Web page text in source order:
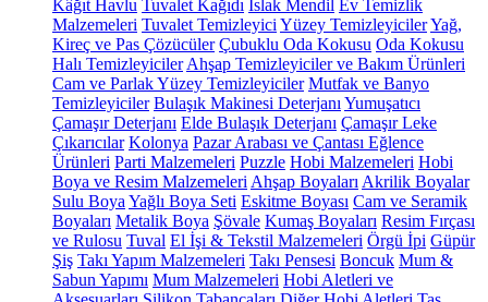
Kâğıt Havlu Tuvalet Kağıdı Islak Mendil Ev Temizlik
Malzemeleri Tuvalet Temizleyici Yüzey TemizleyicilerYağ,
Kireç ve Pas Çözücüler Çubuklu Oda Kokusu Oda Kokusu
Halı Temizleyiciler Ahşap Temizleyiciler ve Bakım Ürünleri
Cam ve Parlak Yüzey Temizleyiciler Mutfak ve Banyo
Temizleyiciler Bulaşık Makinesi Deterjanı Yumuşatıcı
Çamaşır Deterjanı Elde Bulaşık Deterjanı Çamaşır Leke
Çıkarıcılar Kolonya Pazar Arabası ve Çantası Eğlence
Ürünleri Parti Malzemeleri Puzzle Hobi Malzemeleri Hobi
Boya ve Resim Malzemeleri Ahşap Boyaları Akrilik Boyalar
Sulu Boya Yağlı Boya Seti Eskitme Boyası Cam ve Seramik
Boyaları Metalik Boya Şövale Kumaş Boyaları Resim Fırçası
ve Rulosu Tuval El İşi & Tekstil Malzemeleri Örgü İpi Güpür
Şiş Takı Yapım Malzemeleri Takı Pensesi Boncuk Mum &
Sabun Yapımı Mum Malzemeleri Hobi Aletleri ve